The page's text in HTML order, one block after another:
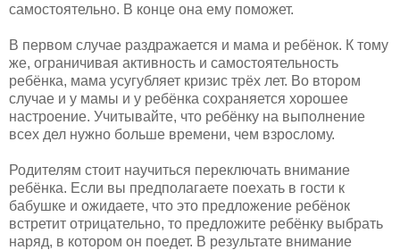
самостоятельно. В конце она ему поможет.
В первом случае раздражается и мама и ребёнок. К тому
же, ограничивая активность и самостоятельность
ребёнка, мама усугубляет кризис трёх лет. Во втором
случае и у мамы и у ребёнка сохраняется хорошее
настроение. Учитывайте, что ребёнку на выполнение
всех дел нужно больше времени, чем взрослому.
Родителям стоит научиться переключать внимание
ребёнка. Если вы предполагаете поехать в гости к
бабушке и ожидаете, что это предложение ребёнок
встретит отрицательно, то предложите ребёнку выбрать
наряд, в котором он поедет. В результате внимание